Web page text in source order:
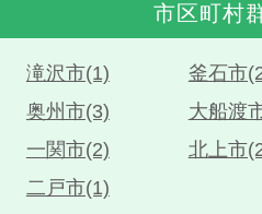
市区町村
滝沢市(1) 釜石市
奥州市(3)
大船渡
一関市(2)
北上市
二戸市(1)